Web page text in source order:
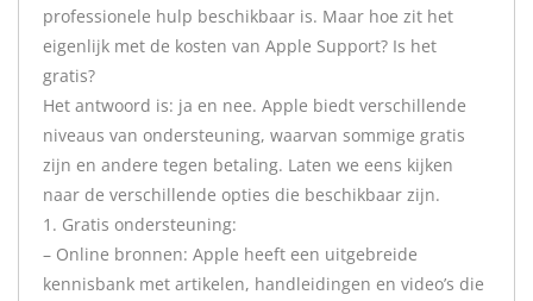
professionele hulp beschikbaar is. Maar hoe zit het
eigenlijk met de kosten van Apple Support? Is het
gratis?
Het antwoord is: ja en nee. Apple biedt verschillende
niveaus van ondersteuning, waarvan sommige gratis
zijn en andere tegen betaling. Laten we eens kijken
naar de verschillende opties die beschikbaar zijn.
1. Gratis ondersteuning:
– Online bronnen: Apple heeft een uitgebreide
kennisbank met artikelen, handleidingen en video’s die